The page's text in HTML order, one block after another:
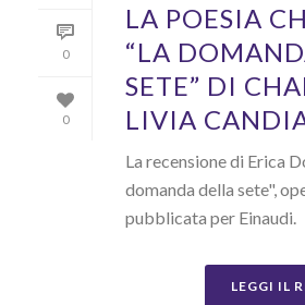
0
0
LA POESIA
“LA
SETE” DI
LIVIA
La recensione di Erica
domanda della sete",
pubblicata per Einaudi.
LEGGI IL